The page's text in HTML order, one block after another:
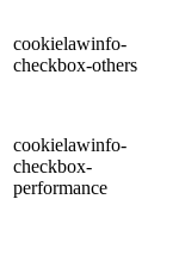
cookielawinfo-
checkbox-others
cookielawinfo-
checkbox-
performance